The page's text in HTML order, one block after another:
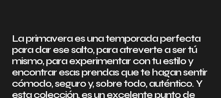
La primavera es una temporada perfecta
para dar ese salto, para atreverte a ser tú
mismo, para experimentar con tu estilo y
encontrar esas prendas que te hagan sentir
cómodo, seguro y, sobre todo, auténtico. Y
esta colección, es un excelente punto de